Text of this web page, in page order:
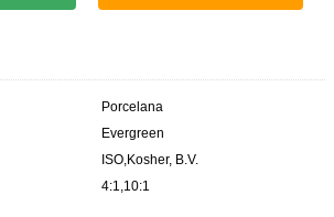
Porcelana
Evergreen
ISO,Kosher, B.V.
4:1,10:1